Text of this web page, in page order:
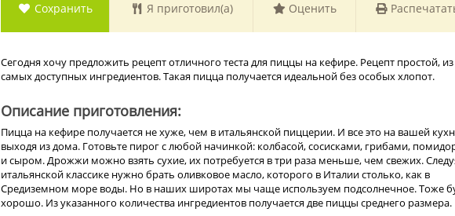
Сохранить Я приготовил(а) Оценить
Сегодня хочу предложить рецепт отличного теста для пиццы на кефире. Рецепт простой, из
самых доступных ингредиентов. Такая пицца получается идеальной без особых хлопот.
Описание приготовления:
Пицца на кефире получается не хуже, чем в итальянской пиццерии. И все это на вашей
выходя из дома. Готовьте пирог с любой начинкой: колбасой, сосисками, грибами,
и сыром. Дрожжи можно взять сухие, их потребуется в три раза меньше, чем свежих.
итальянской классике нужно брать оливковое масло, которого в Италии столько, как в
Средиземном море воды. Но в наших широтах мы чаще используем подсолнечное. Тоже
хорошо. Из указанного количества ингредиентов получается две пиццы среднего размера.